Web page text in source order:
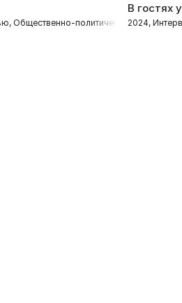
Общественно-политическое
В гостях
2024,